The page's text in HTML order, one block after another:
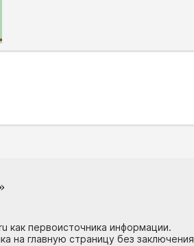
как первоисточника информации.
на главную страницу без заключения